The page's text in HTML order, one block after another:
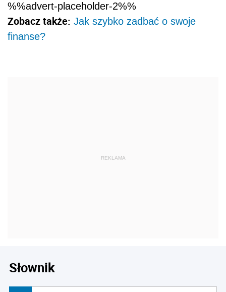
%%advert-placeholder-2%%
Zobacz także: Jak szybko zadbać o swoje
finanse?
Słownik